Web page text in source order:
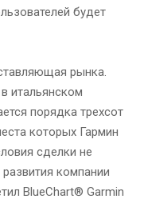
будет
рынка.
итальянском
порядка трехсот
которых Гармин
сделки не
компании
BlueChart® Garmin